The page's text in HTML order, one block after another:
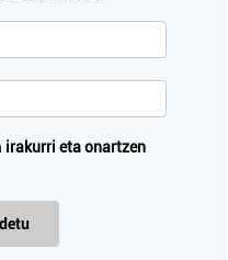
irakurri eta onartzen